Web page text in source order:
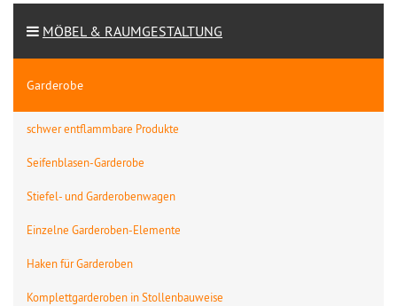
MÖBEL & RAUMGESTALTUNG
Garderobe
schwer entflammbare Produkte
Seifenblasen-Garderobe
Stiefel- und Garderobenwagen
Einzelne Garderoben-Elemente
Haken für Garderoben
Komplettgarderoben in Stollenbauweise